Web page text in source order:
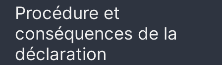
Procédure et
conséquences de la
déclaration